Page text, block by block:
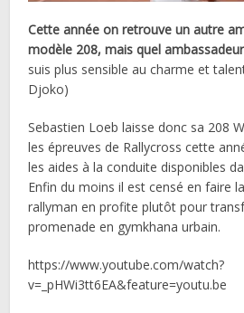
Cette année on retrouve un autre
modèle 208, mais quel
suis plus sensible au charme et
Djoko)
Sebastien Loeb laisse donc sa 208
les épreuves de Rallycross cette
les aides à la conduite disponibles
Enfin du moins il est censé en faire
rallyman en profite plutôt pour
promenade en gymkhana urbain.
https://www.youtube.com/watch?
v=_pHWi3tt6EA&feature=youtu.be